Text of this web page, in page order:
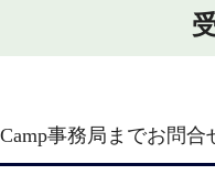
事務局までお問合